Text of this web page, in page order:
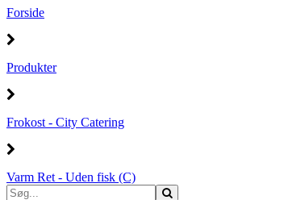
Forside
Produkter
Frokost - City Catering
Varm Ret - Uden fisk (C)